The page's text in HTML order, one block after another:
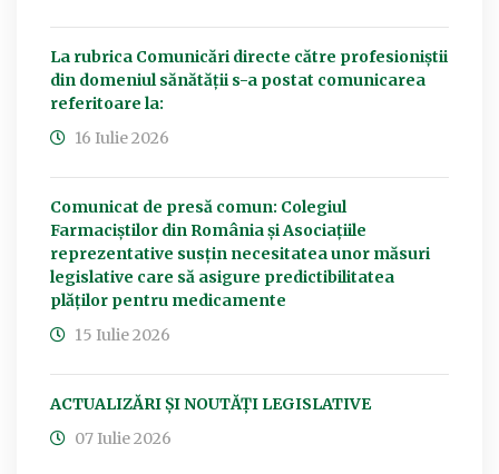
La rubrica Comunicări directe către profesioniștii
din domeniul sănătății s-a postat comunicarea
referitoare la:
16 Iulie 2026
Comunicat de presă comun: Colegiul
Farmaciștilor din România și Asociațiile
reprezentative susțin necesitatea unor măsuri
legislative care să asigure predictibilitatea
plăților pentru medicamente
15 Iulie 2026
ACTUALIZĂRI ȘI NOUTĂȚI LEGISLATIVE
07 Iulie 2026